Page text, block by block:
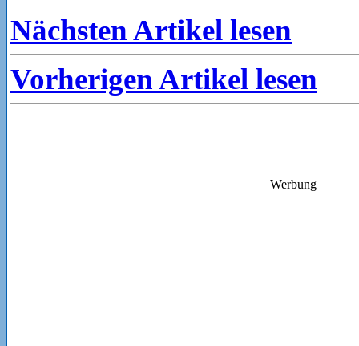
Nächsten Artikel lesen
Vorherigen Artikel lesen
Werbung